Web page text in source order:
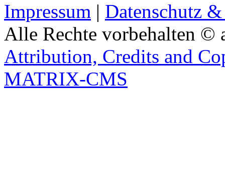
Impressum | Datenschutz
Alle Rechte vorbehalten ©
Attribution, Credits and
MATRIX-CMS